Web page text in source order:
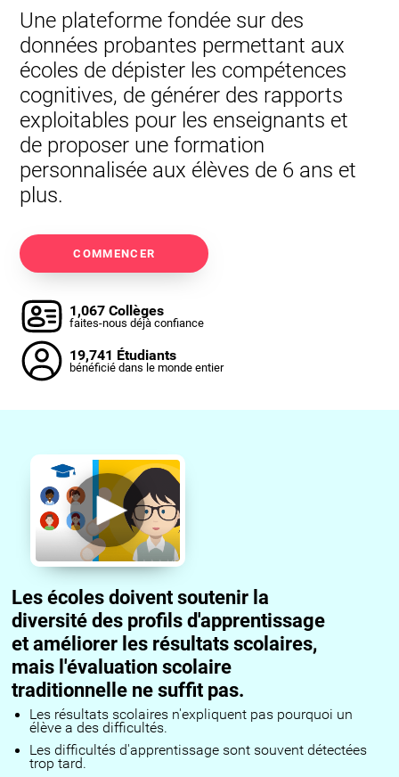
Une plateforme fondée sur des
données probantes permettant aux
écoles de dépister les compétences
cognitives, de générer des rapports
exploitables pour les enseignants et
de proposer une formation
personnalisée aux élèves de 6 ans et
plus.
COMMENCER
1,067 Collèges
faites-nous déjà confiance
19,741 Étudiants
bénéficié dans le monde entier
Les écoles doivent soutenir la
diversité des profils d'apprentissage
et améliorer les résultats scolaires,
mais l'évaluation scolaire
traditionnelle ne suffit pas.
Les résultats scolaires n'expliquent pas pourquoi un
élève a des difficultés.
Les difficultés d'apprentissage sont souvent détectées
trop tard.